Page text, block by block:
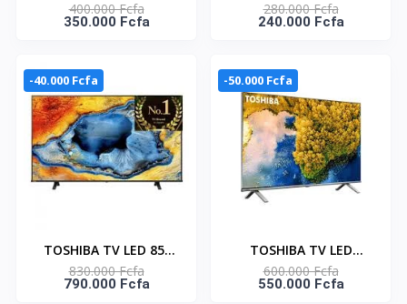
FEUX GRIS-NOIR
ALLUMAGE AUTO- TBA-
400.000 Fcfa
350.000 Fcfa
FEUX GRIS-NOIR
ALLUMAGE AUTO- TBA-
280.000 Fcfa
240.000 Fcfa
-40.000 Fcfa
TOSHIBA TV LED 85"
CONNECTEE VIDAA 4K -
GAME MODE -
830.000 Fcfa
790.000 Fcfa
-50.000 Fcfa
TOSHIBA TV LED
GOOGLE 75" 4K -
75C350NW
600.000 Fcfa
550.000 Fcfa